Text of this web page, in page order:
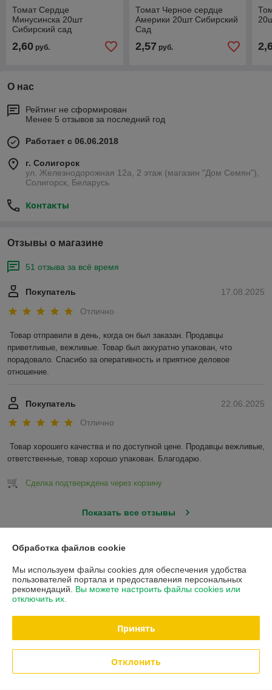
Томат Сердце
Минусинска 20шт
Сибирский сад
2,60 руб.
Томат Черное сердце
Америки 20шт Сибирский
Сад
2,57 руб.
О нас
Рейтинг не сформирован
Менее 5 отзывов за последний год
Работает с 06.06.2018
г. Солигорск
ул. Железнодорожная 12а, 2 этаж (магазин "Дом Семян"),
Солигорск, Беларусь
Контакты
Отзывы о магазине
51 отзыва за всё время
17.08.2025
Покупатель
Отлично
Товар отправили в день, когда он был заказан. Продавцы
приветливые, вежливые. Товар был аккуратно упакован, что
порадовало. Спасибо за оперативность и приятное деловое
отношение.
22.06.2025
Покупатель
Отлично
Товар хорошего качества и по доступной цене. Продавцы вежливые,
ответственные, товар хорошо упакован. Благодарю.
Сделка подтверждена через корзину
Показать все отзывы
О нас
Контакты
Полная версия сайта
Политика обработки cookies
Обработка файлов cookie
Мы используем файлы cookies для обеспечения удобства
пользователей портала и предоставления персональных
рекомендаций. Вы можете настроить файлы cookies или
отключить их.
Принять
Отклонить